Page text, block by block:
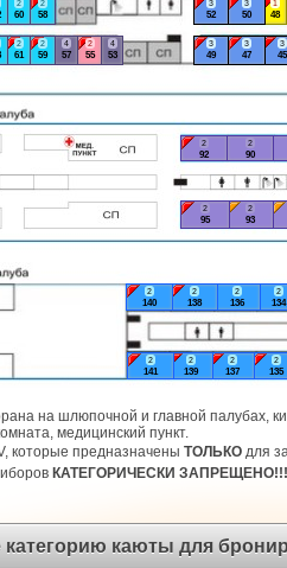
2
134
2
135
2
136
2
137
2
138
2
139
2
140
2
141
3
45
3
47
1
48
3
49
3
50
3
52
4
53
2
55
4
57
2
58
2
59
2
60
2
61
2
90
2
92
2
93
2
95
на шлюпочной и главной палубах,
медицинский пункт.
которые предназначены ТОЛЬКО для
КАТЕГОРИЧЕСКИ ЗАПРЕЩЕНО!!!
категорию каюты для